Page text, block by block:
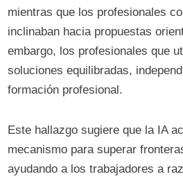
mientras que los profesionales
inclinaban hacia propuestas
embargo, los profesionales que
soluciones equilibradas,
formación profesional.
Este hallazgo sugiere que la IA
mecanismo para superar
ayudando a los trabajadores a